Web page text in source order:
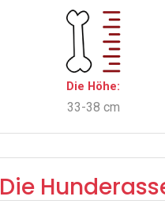
Die Höhe:
33-38 cm
Die